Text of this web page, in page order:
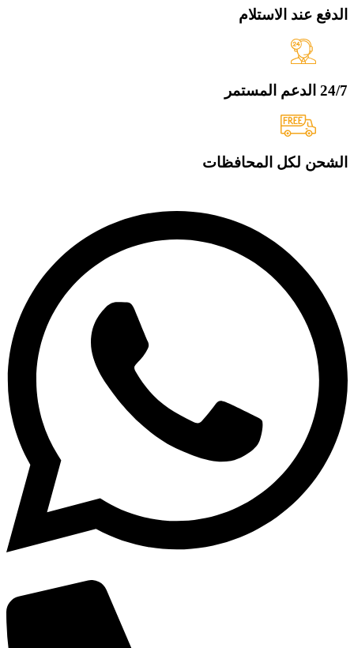
الدفع عند الاستلام
24/7 الدعم المستمر
الشحن لكل المحافظات